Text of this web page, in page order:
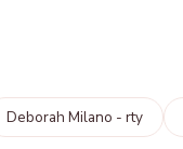
Deborah Milano - rty